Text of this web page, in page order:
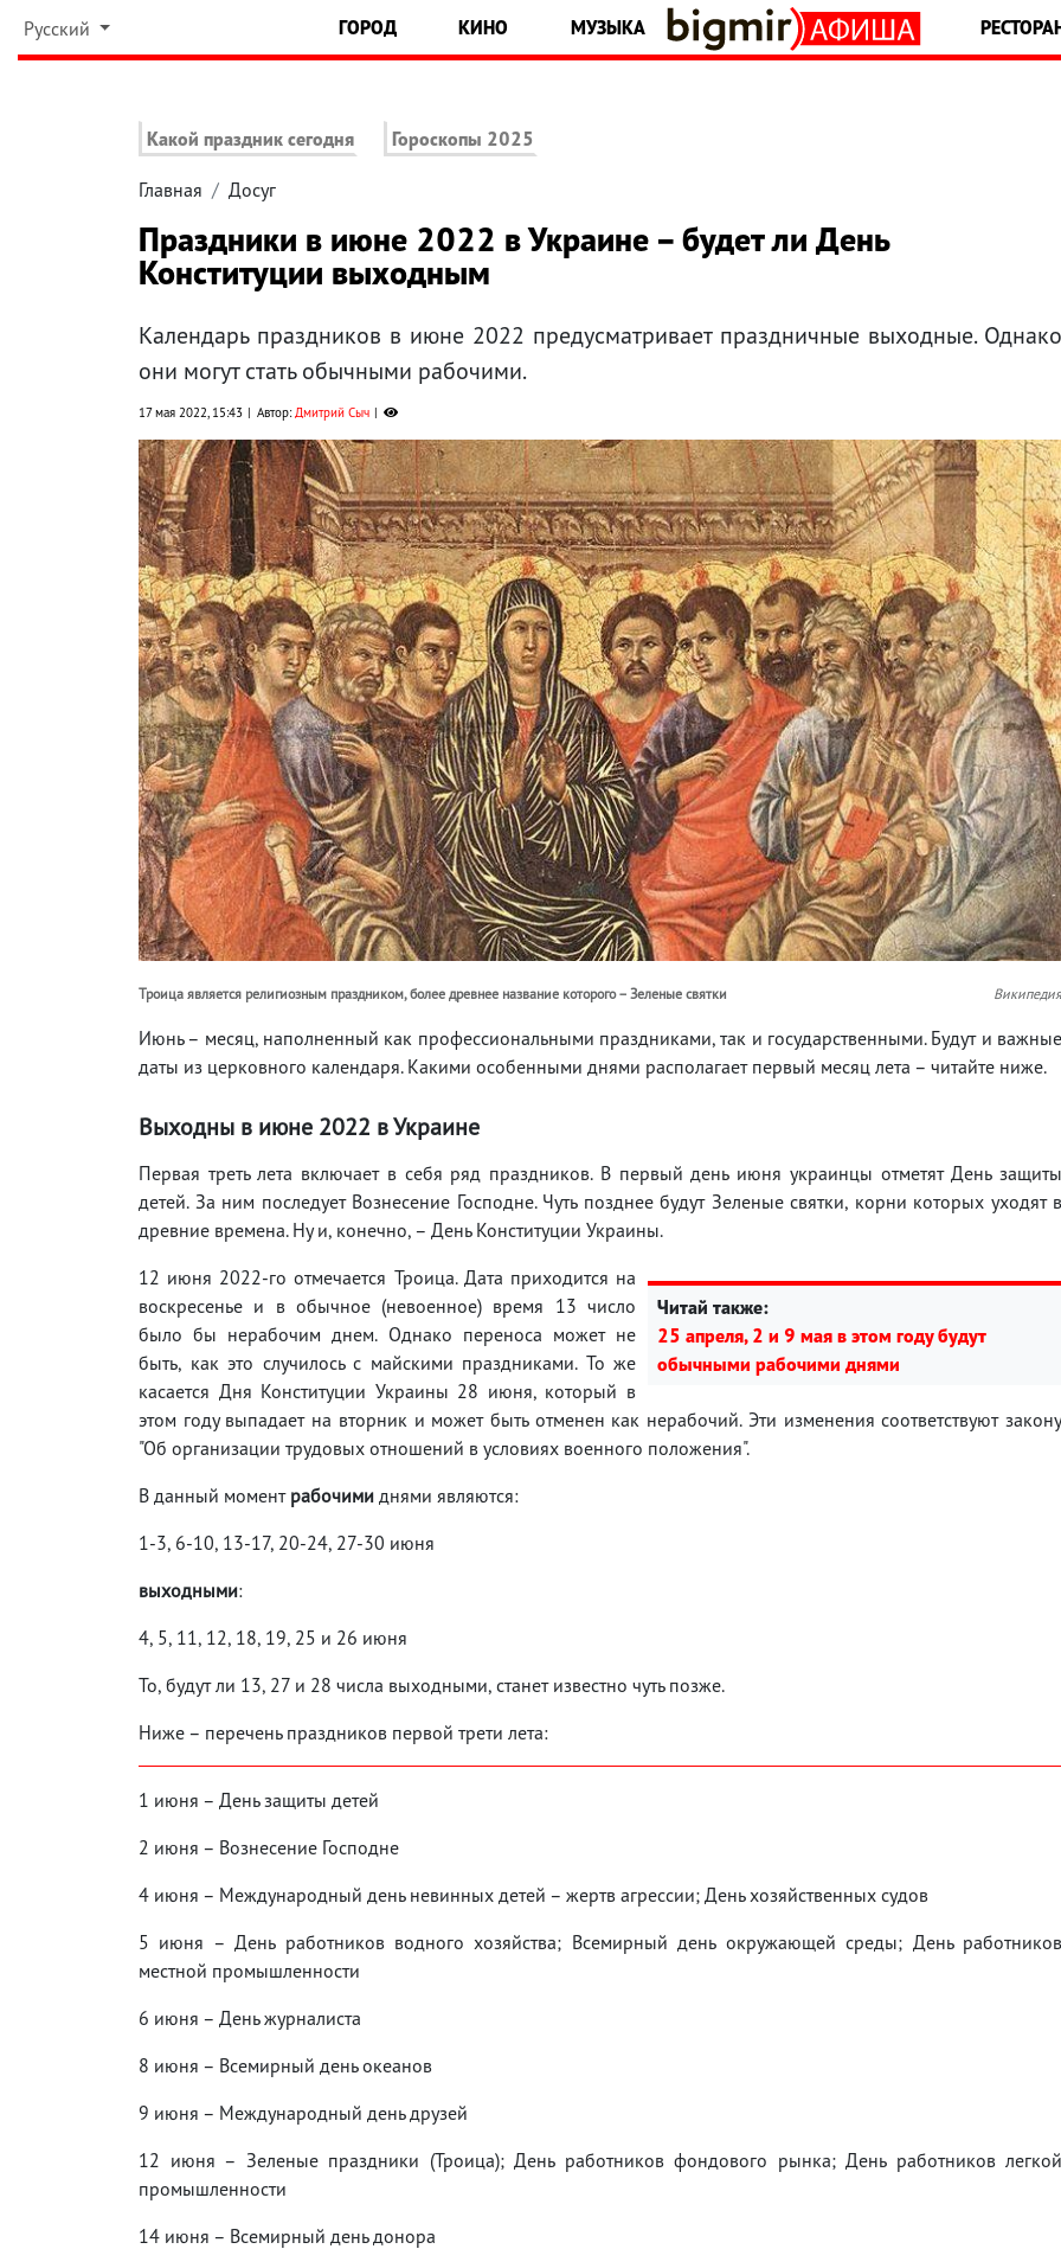
Русский ГОРОД КИНО МУЗЫКА
Какой праздник сегодня Гороскопы 2025
Главная Досуг
Праздники в июне 2022 в Украине – будет ли День
Конституции выходным
Календарь праздников в июне 2022 предусматривает праздничные выходные. Однако
они могут стать обычными рабочими.
17 мая 2022, 15:43 Автор:Дмитрий Сыч
Троица является религиозным праздником, более древнее название которого – Зеленые святки Википедия
Июнь – месяц, наполненный как профессиональными праздниками, так и государственными. Будут и важные
даты из церковного календаря. Какими особенными днями располагает первый месяц лета – читайте ниже.
Выходны в июне 2022 в Украине
Первая треть лета включает в себя ряд праздников. В первый день июня украинцы отметят День защиты
детей. За ним последует Вознесение Господне. Чуть позднее будут Зеленые святки, корни которых уходят в
древние времена. Ну и, конечно, – День Конституции Украины.
Читай также:
25 апреля, 2 и 9 мая в этом году будут
обычными рабочими днями
12 июня 2022-го отмечается Троица. Дата приходится на
воскресенье и в обычное (невоенное) время 13 число
было бы нерабочим днем. Однако переноса может не
быть, как это случилось с майскими праздниками. То же
касается Дня Конституции Украины 28 июня, который в
этом году выпадает на вторник и может быть отменен как нерабочий. Эти изменения соответствуют закону
"Об организации трудовых отношений в условиях военного положения".
В данный момент рабочими днями являются:
1-3, 6-10, 13-17, 20-24, 27-30 июня
выходными:
4, 5, 11, 12, 18, 19, 25 и 26 июня
То, будут ли 13, 27 и 28 числа выходными, станет известно чуть позже.
Ниже – перечень праздников первой трети лета:
1 июня – День защиты детей
2 июня – Вознесение Господне
4 июня – Международный день невинных детей – жертв агрессии; День хозяйственных судов
5 июня – День работников водного хозяйства; Всемирный день окружающей среды; День работников
местной промышленности
6 июня – День журналиста
8 июня – Всемирный день океанов
9 июня – Международный день друзей
12 июня – Зеленые праздники (Троица); День работников фондового рынка; День работников легкой
промышленности
14 июня – Всемирный день донора